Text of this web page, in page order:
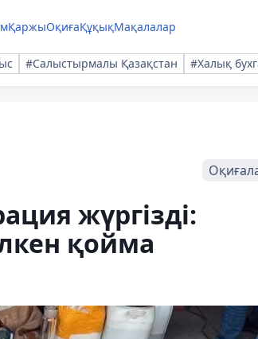
ҚаржыОқиғаҚұқықМақалалар
#Салыстырмалы Қазақстан #Халық
жүргізді:
қойма